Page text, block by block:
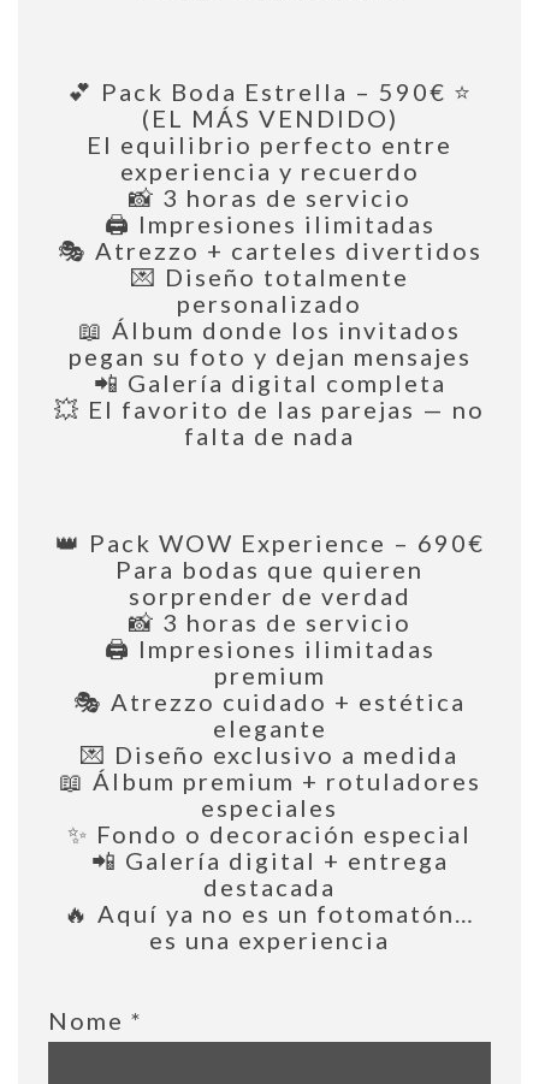
💕 Pack Boda Estrella – 590€ ⭐
(EL MÁS VENDIDO)
El equilibrio perfecto entre
experiencia y recuerdo
📸 3 horas de servicio
🖨️ Impresiones ilimitadas
🎭 Atrezzo + carteles divertidos
💌 Diseño totalmente
personalizado
📖 Álbum donde los invitados
pegan su foto y dejan mensajes
📲 Galería digital completa
💥 El favorito de las parejas — no
falta de nada
👑 Pack WOW Experience – 690€
Para bodas que quieren
sorprender de verdad
📸 3 horas de servicio
🖨️ Impresiones ilimitadas
premium
🎭 Atrezzo cuidado + estética
elegante
💌 Diseño exclusivo a medida
📖 Álbum premium + rotuladores
especiales
✨ Fondo o decoración especial
📲 Galería digital + entrega
destacada
🔥 Aquí ya no es un fotomatón…
es una experiencia
Nome *